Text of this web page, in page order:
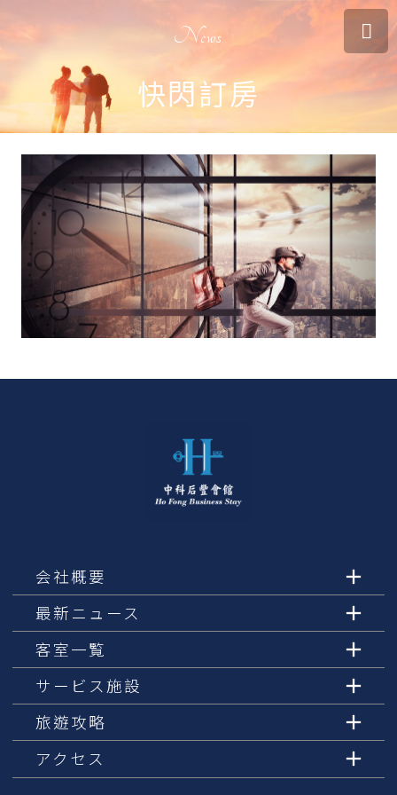
News
快閃訂房
会社概要
最新ニュース
客室一覧
サービス施設
旅遊攻略
アクセス